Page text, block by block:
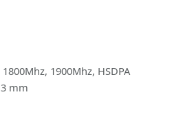
1900Mhz, HSDPA
mm